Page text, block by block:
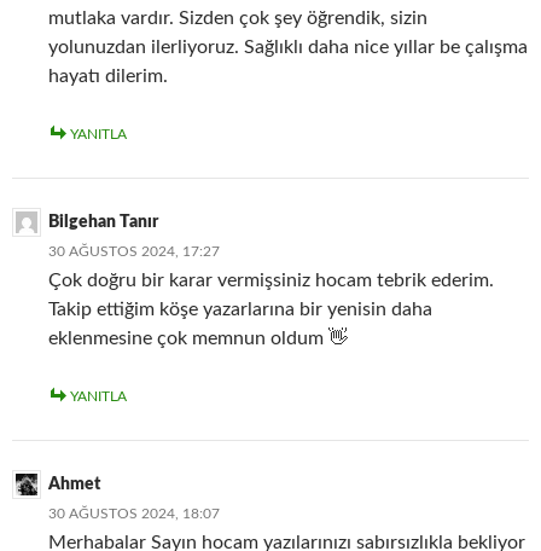
mutlaka vardır. Sizden çok şey öğrendik, sizin
yolunuzdan ilerliyoruz. Sağlıklı daha nice yıllar be çalışma
hayatı dilerim.
YANITLA
Bilgehan Tanır
30 AĞUSTOS 2024, 17:27
Çok doğru bir karar vermişsiniz hocam tebrik ederim.
Takip ettiğim köşe yazarlarına bir yenisin daha
eklenmesine çok memnun oldum 👋
YANITLA
Ahmet
30 AĞUSTOS 2024, 18:07
Merhabalar Sayın hocam yazılarınızı sabırsızlıkla bekliyor